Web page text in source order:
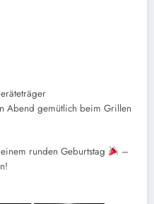
Abend gemütlich beim Grillen
runden Geburtstag
–